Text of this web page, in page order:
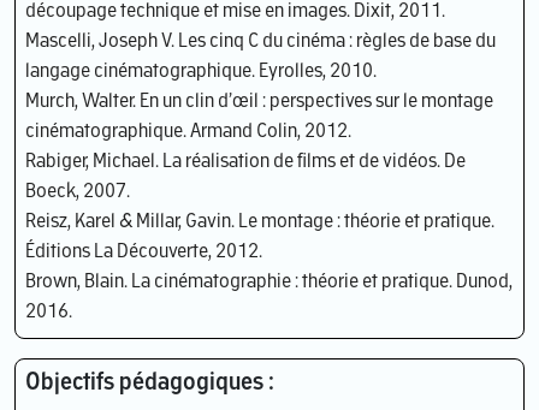
découpage technique et mise en images. Dixit, 2011.
Mascelli, Joseph V. Les cinq C du cinéma : règles de base du
langage cinématographique. Eyrolles, 2010.
Murch, Walter. En un clin d’œil : perspectives sur le montage
cinématographique. Armand Colin, 2012.
Rabiger, Michael. La réalisation de films et de vidéos. De
Boeck, 2007.
Reisz, Karel & Millar, Gavin. Le montage : théorie et pratique.
Éditions La Découverte, 2012.
Brown, Blain. La cinématographie : théorie et pratique. Dunod,
2016.
Objectifs pédagogiques :